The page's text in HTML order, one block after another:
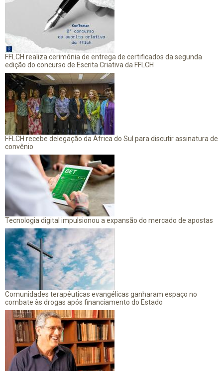
FFLCH realiza cerimônia de entrega de certificados da segunda
edição do concurso de Escrita Criativa da FFLCH
FFLCH recebe delegação da África do Sul para discutir assinatura de
convênio
Tecnologia digital impulsionou a expansão do mercado de apostas
Comunidades terapêuticas evangélicas ganharam espaço no
combate às drogas após financiamento do Estado